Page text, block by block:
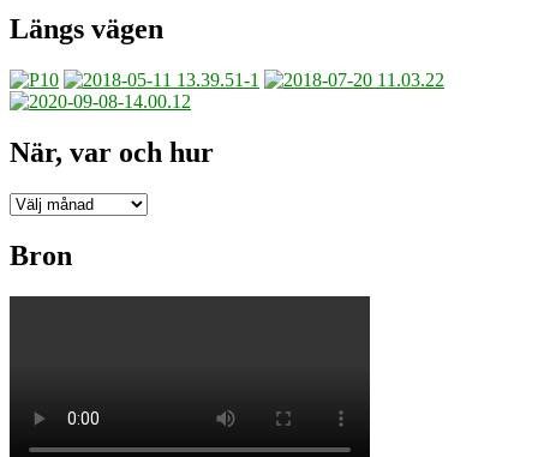
Längs vägen
När, var och hur
När,
och
hur
Bron